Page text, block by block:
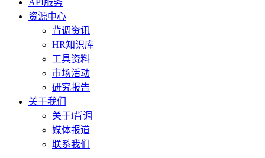
API服务
资源中心
背调资讯
HR知识库
工具资料
市场活动
研究报告
关于我们
关于i背调
媒体报道
联系我们